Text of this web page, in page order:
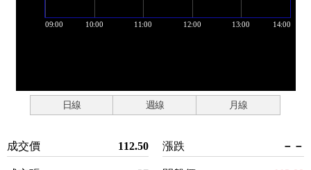
日線 週線 月線
成交價 112.50 漲跌 －－